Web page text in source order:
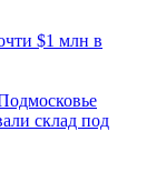
$1 млн в
склад под